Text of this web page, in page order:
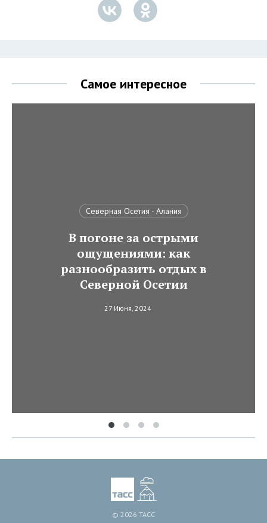
Самое интересное
Северная Осетия - Алания
В погоне за острыми
ощущениями: как
разнообразить отдых в
Северной Осетии
27 Июня, 2024
© 2026 ТАСС